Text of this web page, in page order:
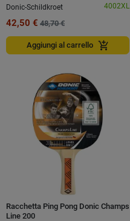
Donic-Schildkroet
4002XL
42,50 € 48,70 €
Aggiungi al carrello add_shopping_cart
Racchetta Ping Pong Donic Champs
Line 200